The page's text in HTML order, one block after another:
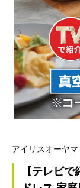
アイリスオーヤマ
【テレビ